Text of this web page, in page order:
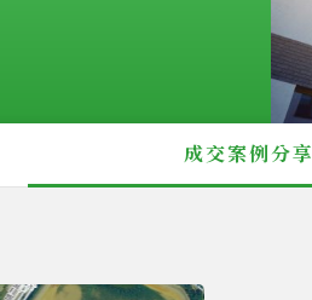
成交案例分享